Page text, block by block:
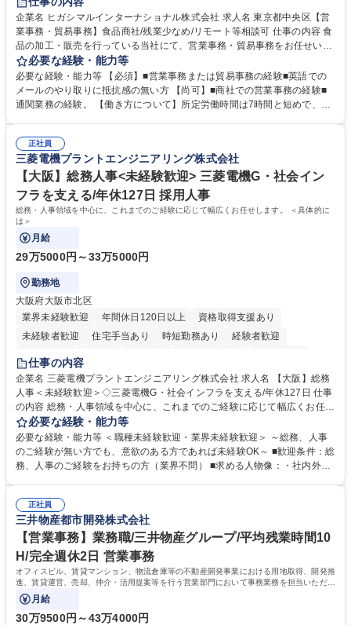
企業名 ヒガシマルインターナショナル株式会社 求人名 東京都中央区【営
業事務・貿易事務】食品商社/残業少なめ/リモート等相談可 仕事の内容 食
品の加工・販売を行っている当社にて、営業事務・貿易事務をお任せいた
します。営業社員のサポートポジションとして、受発注から海外工場との
調整まで幅広く対応し、当社事業の根幹を支えていただきます。 ■受発注
業務、請求書発行 ■海外工場とのスケジュール調整 ■在庫管理 ■輸入書類
の確認・作成 ■配送手配 ■通関業者を通して行う輸出入業全般 ■倉庫との
ルプロデュースしているため、商品に関わる全ての業務をサポート頂きま
す。 募集職種 東京都中央区【営業事務・貿易事務】食品商社/残業少なめ/
リモート等相談可
必要な経験・能力等
必要な経験・能力等 【必須】■営業事務または貿易事務の経験■英語での
メールのやり取りに抵抗感の無い方 【尚可】■商社での営業事務の経験■
通関業務の経験。 【働き方について】所定労働時間は7時間と短めで、残
の強み】1991年の設立以来、外食産業を中心としたお客様の多様なニー
ズに沿った冷凍水産物等の生産・輸入・販売を一貫して手掛けています。
自社工場と海外拠点の強固な連携によるワンストップサービスが最大の強
みです。 学歴・資格 学歴：大学院 大学 語学力：英語 資格：
正社員
三菱電機プラントエンジニアリング株式会社
【大阪】総務人事<未経験歓迎> 三菱電機G・社会イン
フラを支える/年休127日 採用人事
総務・人事領域を中心に、これまでのご経験に応じて幅広くお任せします。 ＜具体的に
は＞
月給
29万5000円～33万5000円
勤務地
大阪府大阪市北区
業界未経験歓迎
年間休日120日以上
資格取得支援あり
未経験者歓迎
住宅手当あり 時短勤務あり
経験者歓迎
退職金あり
駅近5分以内
土日祝休み 服装自由 寮・社宅あり 食事補助あり
仕事の内容
企業名 三菱電機プラントエンジニアリング株式会社 求人名 【大阪】総務
人事＜未経験歓迎＞◇三菱電機G・社会インフラを支える/年休127日 仕事
の内容 総務・人事領域を中心に、これまでのご経験に応じて幅広くお任せ
します。 ＜具体的には＞ ・総務/人事労務（給与・社保・勤怠管理など）
・採用・教育研修 ・福利厚生運用 など ※基本的には事務所勤務ですが、
採用や教育等の業務内容により、関西圏以外への日帰り・宿泊を伴う国内
出張もございます。 ※担当業務を持ちつつ、お互いに助け合いながら、総
必要な経験・能力等
必要な経験・能力等 ＜職種未経験歓迎・業界未経験歓迎＞ ～総務、人事
のご経験が無い方でも、意欲のある方であれば未経験OK～ ■歓迎条件：総
務、人事のご経験をお持ちの方（業界不問） ■求める人物像：・社内外の
正社員
三井物産都市開発株式会社
【営業事務】業務職/三井物産グループ/平均残業時間10
H/完全週休2日 営業事務
オフィスビル、賃貸マンション、物流倉庫等の不動産開発事業における用地取得、開発推
進、賃貸運営、売却、仲介・活用提案等を行う営業部門において事務業務を担当いただき
ます。
月給
30万9500円～43万4000円